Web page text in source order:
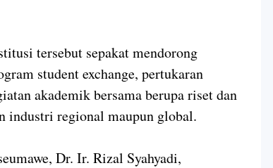
tersebut sepakat mendorong
student exchange, pertukaran
akademik bersama berupa riset dan
industri regional maupun global.
Dr. Ir. Rizal Syahyadi,